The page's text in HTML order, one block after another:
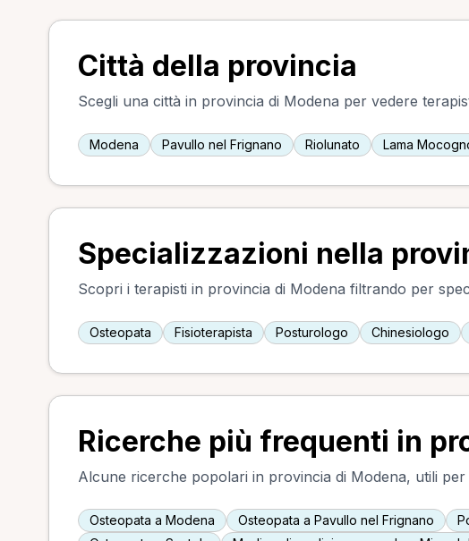
Città della provincia
Scegli una città in provincia di Modena per vedere
Modena Pavullo nel Frignano Riolunato Lama
Specializzazioni nella
Scopri i terapisti in provincia di Modena filtrando per
Osteopata Fisioterapista Posturologo Chinesiologo
Ricerche più frequenti in
Alcune ricerche popolari in provincia di Modena, utili
Osteopata a Modena Osteopata a Pavullo nel Frignano